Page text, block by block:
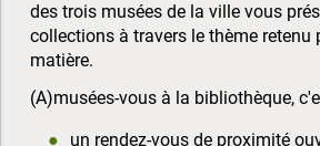
des trois musées de la ville vous
collections à travers le thème retenu
matière.
(A)musées-vous à la bibliothèque,
un rendez-vous de proximité